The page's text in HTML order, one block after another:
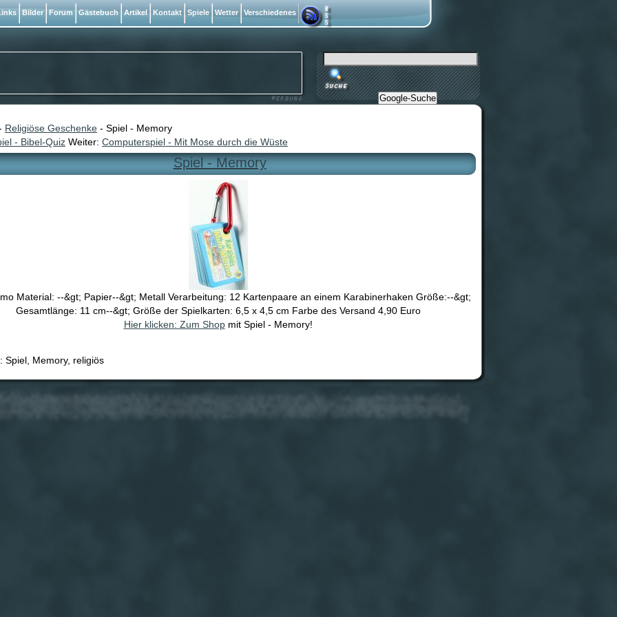
Religiöse Geschenke - Spiel - Memory
- Bibel-Quiz Weiter: Computerspiel - Mit Mose durch die Wüste
Spiel - Memory
Material: --&gt; Papier--&gt; Metall Verarbeitung: 12 Kartenpaare an einem Karabinerhaken Größe:--&gt;
Gesamtlänge: 11 cm--&gt; Größe der Spielkarten: 6,5 x 4,5 cm Farbe des Versand 4,90 Euro
Hier klicken: Zum Shopmit Spiel - Memory!
Spiel, Memory, religiös
Bilder Forum Gästebuch Artikel Kontakt Spiele Wetter Verschiedenes
Google-Suche